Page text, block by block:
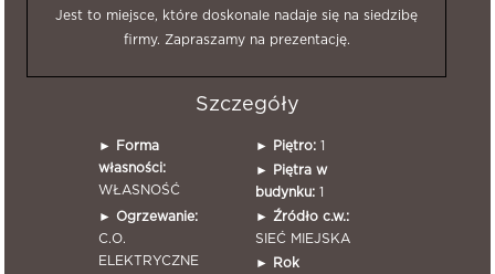
Jest to miejsce, które doskonale nadaje się na siedzibę
firmy. Zapraszamy na prezentację.
Szczegóły
►
Forma
własności:
WŁASNOŚĆ
► Piętro: 1
►
Piętra w
budynku: 1
► Ogrzewanie:
C.O.
ELEKTRYCZNE
► Źródło c.w.:
SIEĆ MIEJSKA
►
Rok